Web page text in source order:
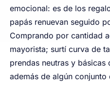
emocional: es de los
papás renuevan seguido
Comprando por cantidad
mayorista; surtí curva de
prendas neutras y básicas
además de algún